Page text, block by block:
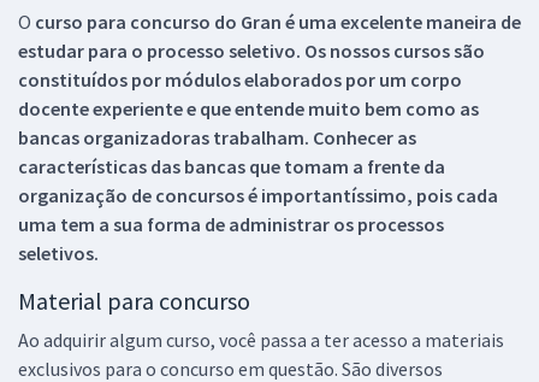
O curso para concurso do Gran é uma excelente maneira de
estudar para o processo seletivo. Os nossos cursos são
constituídos por módulos elaborados por um corpo
docente experiente e que entende muito bem como as
bancas organizadoras trabalham. Conhecer as
características das bancas que tomam a frente da
organização de concursos é importantíssimo, pois cada
uma tem a sua forma de administrar os processos
seletivos.
Material para concurso
Ao adquirir algum curso, você passa a ter acesso a materiais
exclusivos para o concurso em questão. São diversos